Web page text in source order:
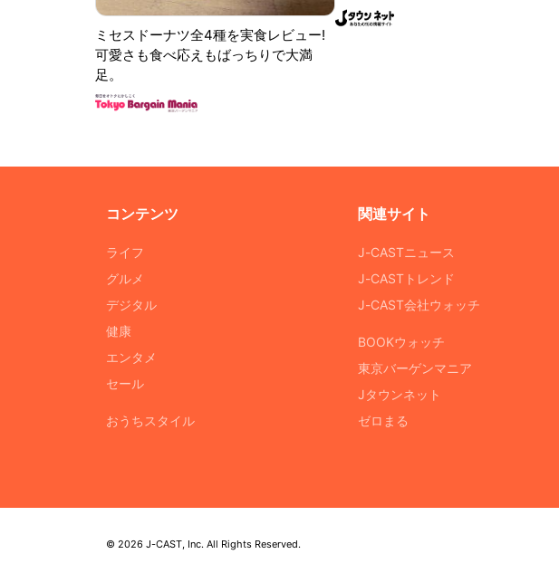
ミセスドーナツ全4種を実食レビュー!
可愛さも食べ応えもばっちりで大満
足。
コンテンツ
ライフ
グルメ
デジタル
健康
エンタメ
セール
おうちスタイル
関連サイト
J-CASTニュース
J-CASTトレンド
J-CAST会社ウォッチ
BOOKウォッチ
東京バーゲンマニア
Jタウンネット
ゼロまる
© 2026 J-CAST, Inc. All Rights Reserved.